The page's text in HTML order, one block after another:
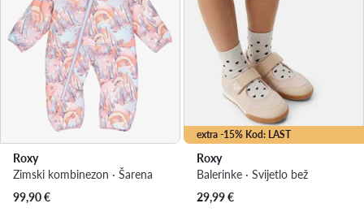
Roxy
Zimski kombinezon · Šarena
99,90€
extra -15% Kod: LAST
Roxy
Balerinke · Svijetlo bež
29,99€